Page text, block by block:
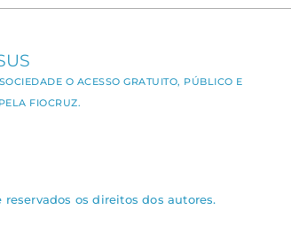
O ACESSO GRATUITO, PÚBLICO E
FIOCRUZ.
os direitos dos autores.